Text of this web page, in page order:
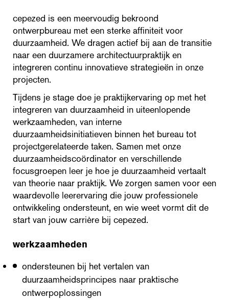
cepezed is een meervoudig bekroond
ontwerpbureau met een sterke affiniteit voor
duurzaamheid. We dragen actief bij aan de transitie
naar een duurzamere architectuurpraktijk en
integreren continu innovatieve strategieën in onze
projecten.
Tijdens je stage doe je praktijkervaring op met het
integreren van duurzaamheid in uiteenlopende
werkzaamheden, van interne
duurzaamheidsinitiatieven binnen het bureau tot
projectgerelateerde taken. Samen met onze
duurzaamheidscoördinator en verschillende
focusgroepen leer je hoe je duurzaamheid vertaalt
van theorie naar praktijk. We zorgen samen voor een
waardevolle leerervaring die jouw professionele
ontwikkeling ondersteunt, en wie weet vormt dit de
start van jouw carrière bij cepezed.
werkzaamheden
ondersteunen bij het vertalen van
duurzaamheidsprincipes naar praktische
ontwerpoplossingen